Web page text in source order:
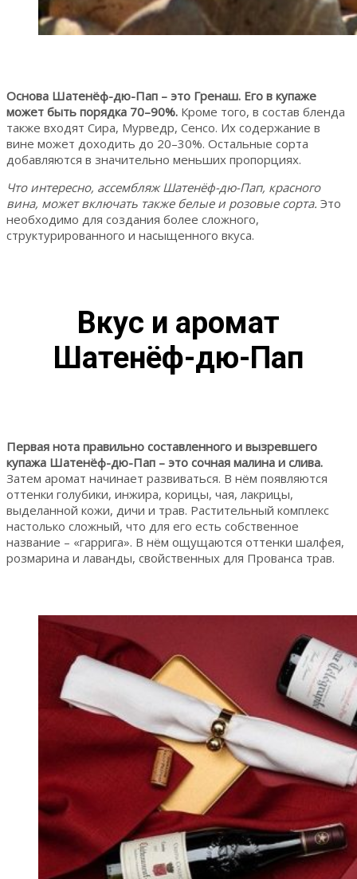
Основа Шатенёф-дю-Пап – это Гренаш. Его в купаже
может быть порядка 70–90%. Кроме того, в состав бленда
также входят Сира, Мурведр, Сенсо. Их содержание в
вине может доходить до 20–30%. Остальные сорта
добавляются в значительно меньших пропорциях.
Что интересно, ассембляж Шатенёф-дю-Пап, красного
вина, может включать также белые и розовые сорта. Это
необходимо для создания более сложного,
структурированного и насыщенного вкуса.
Вкус и аромат
Шатенёф-дю-Пап
Первая нота правильно составленного и вызревшего
купажа Шатенёф-дю-Пап – это сочная малина и слива.
Затем аромат начинает развиваться. В нём появляются
оттенки голубики, инжира, корицы, чая, лакрицы,
выделанной кожи, дичи и трав. Растительный комплекс
настолько сложный, что для его есть собственное
название – «гаррига». В нём ощущаются оттенки шалфея,
розмарина и лаванды, свойственных для Прованса трав.